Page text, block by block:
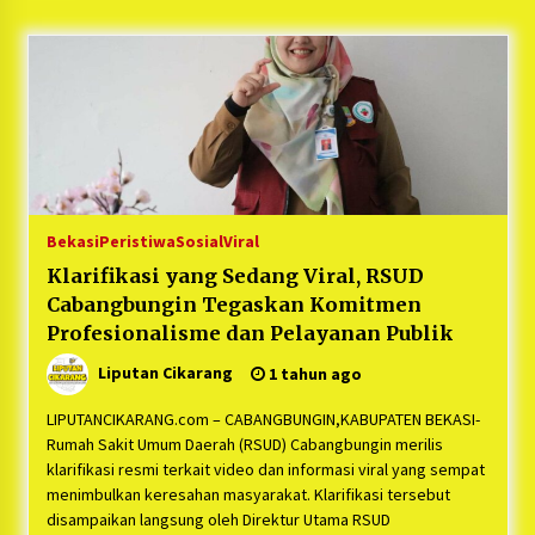
5 bulan ago
PNM Hadir dalam Setiap Langkah Dikha, Penari
Aura Farming yang Viral Ternyata Anak
Nasabah PNM Mekaar
1 tahun ago
Duh Kacau Banget, Karena Kecewa Tak Dapat
Fasilitas yang Sesuai, Para Peserta Retret
Sebelum Waktunya
1 tahun ago
Kartini Penggerak Lingkungan dari Sampah
Bukit Berlian
1 tahun ago
Aman Sampai Tujuan BUMN 2025
1 tahun ago
Ketua Umum Jurpala KOSMI Indonesia Gilang
BekasiPeristiwaSosialViral
Klarifikasi yang Sedang Viral, RSUD
Cabangbungin Tegaskan Komitmen
Profesionalisme dan Pelayanan Publik
Liputan Cikarang 1 tahun ago
LIPUTANCIKARANG.com – CABANGBUNGIN,KABUPATEN BEKASI-
Rumah Sakit Umum Daerah (RSUD) Cabangbungin merilis
klarifikasi resmi terkait video dan informasi viral yang sempat
menimbulkan keresahan masyarakat. Klarifikasi tersebut
disampaikan langsung oleh Direktur Utama RSUD